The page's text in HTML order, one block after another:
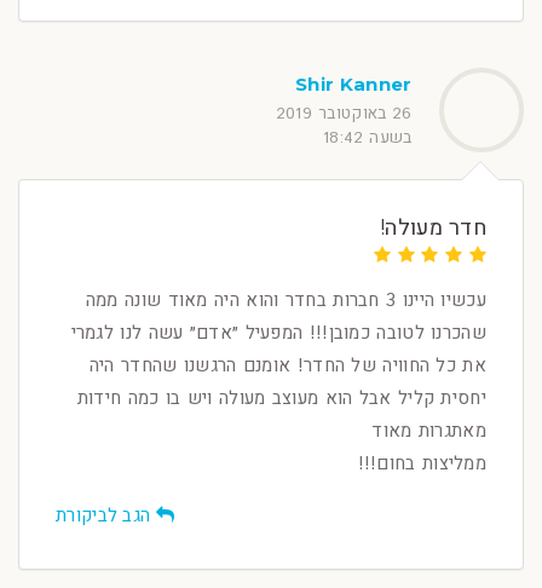
Shir Kanner
26 באוקטובר 2019
בשעה 18:42
חדר מעולה!
עכשיו היינו 3 חברות בחדר והוא היה מאוד שונה ממה
שהכרנו לטובה כמובן!!! המפעיל ״אדם״ עשה לנו לגמרי
את כל החוויה של החדר! אומנם הרגשנו שהחדר היה
יחסית קליל אבל הוא מעוצב מעולה ויש בו כמה חידות
מאתגרות מאוד
ממליצות בחום!!!
הגב לביקורת